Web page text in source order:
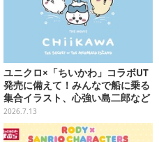
ユニクロ×「ちいかわ」コラボUT
発売に備えて！みんなで船に乗る
集合イラスト、心強い島二郎など
映画を記念した特別コレクション
2026.7.13